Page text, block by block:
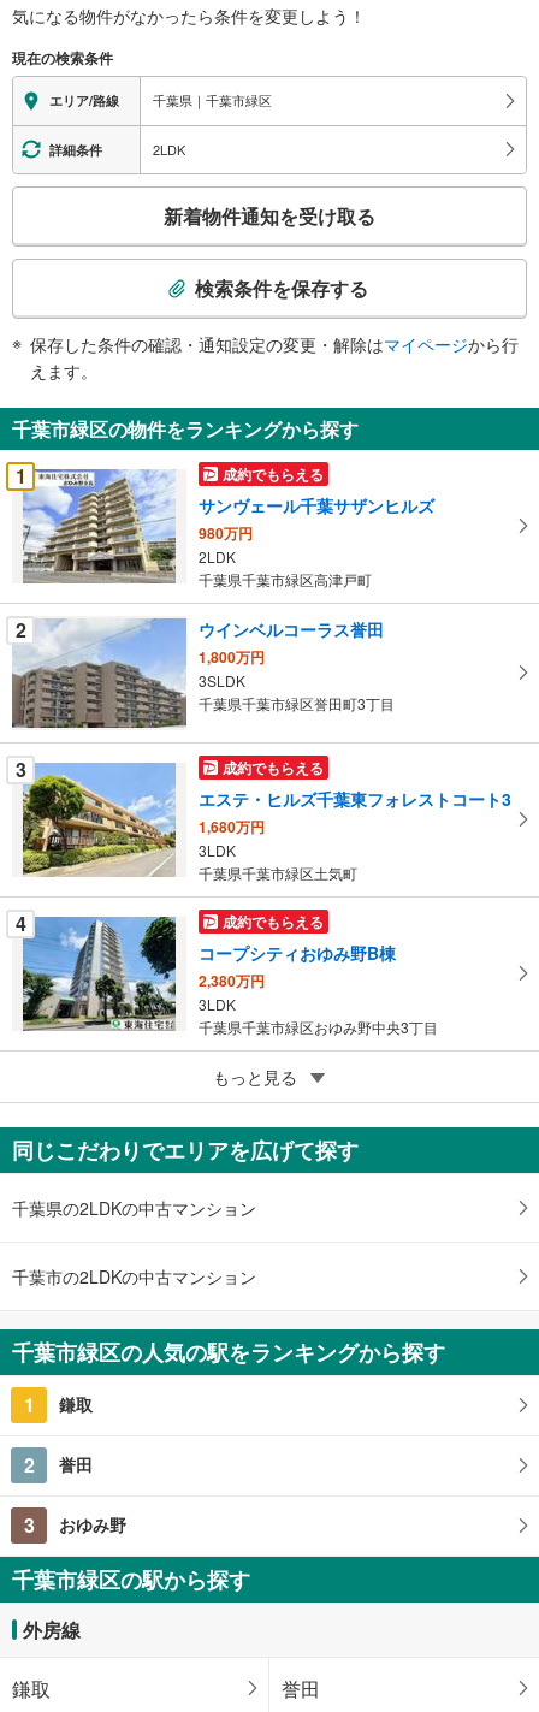
に
す
る
情
報
気になる物件がなかったら条件を変更しよう！
現在の検索条件
エリア/路線 千葉県｜千葉市緑区
詳細条件 2LDK
検
知
を
受
け
取
る
・
件
を
マ
イ
ペ
ー
ジ
に
保
存
る
新着物件通知を受け取る
検索条件を保存する
保存した条件の確認・通知設定の変更・解除はマイページから行
えます。
千葉市緑区の物件をランキングから探す
1
成約でもらえる
サンヴェール千葉サザンヒルズ
980万円
2LDK
千葉県千葉市緑区高津戸町
2 ウインベルコーラス誉田
1,800万円
3SLDK
千葉県千葉市緑区誉田町3丁目
3 成約でもらえる
エステ・ヒルズ千葉東フォレストコート3
1,680万円
3LDK
千葉県千葉市緑区土気町
4 成約でもらえる
コープシティおゆみ野B棟
2,380万円
3LDK
千葉県千葉市緑区おゆみ野中央3丁目
ライオンズマンション土気
1,380万円
3LDK
千葉県千葉市緑区高津戸町
もっと見る
同じこだわりでエリアを広げて探す
千葉県の2LDKの中古マンション
千葉市の2LDKの中古マンション
千葉市緑区の人気の駅をランキングから探す
1 鎌取
2 誉田
3 おゆみ野
千葉市緑区の駅から探す
外房線
鎌取 誉田